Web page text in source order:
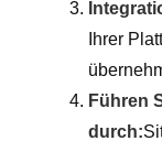
Ihrer
Führen
durch: